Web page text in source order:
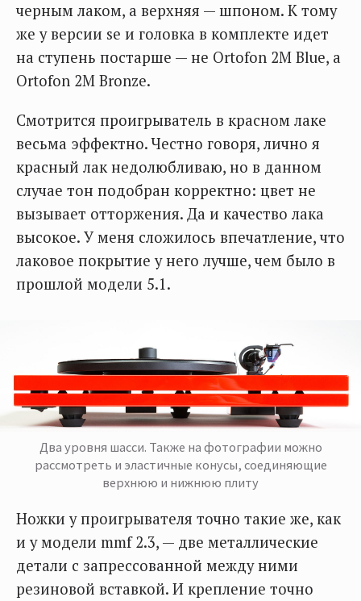
черным лаком, а верхняя — шпоном. К тому
же у версии se и головка в комплекте идет
на ступень постарше — не Ortofon 2M Blue, а
Ortofon 2M Bronze.
Смотрится проигрыватель в красном лаке
весьма эффектно. Честно говоря, лично я
красный лак недолюбливаю, но в данном
случае тон подобран корректно: цвет не
вызывает отторжения. Да и качество лака
высокое. У меня сложилось впечатление, что
лаковое покрытие у него лучше, чем было в
прошлой модели 5.1.
Два уровня шасси. Также на фотографии можно
рассмотреть и эластичные конусы, соединяющие
верхнюю и нижнюю плиту
Ножки у проигрывателя точно такие же, как
и у модели mmf 2.3, — две металлические
детали с запрессованной между ними
резиновой вставкой. И крепление точно